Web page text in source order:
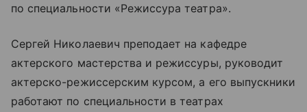
по специальности «Режиссура театра».
Сергей Николаевич преподает на кафедре
актерского мастерства и режиссуры, руководит
актерско-режиссерским курсом, а его выпускники
работают по специальности в театрах